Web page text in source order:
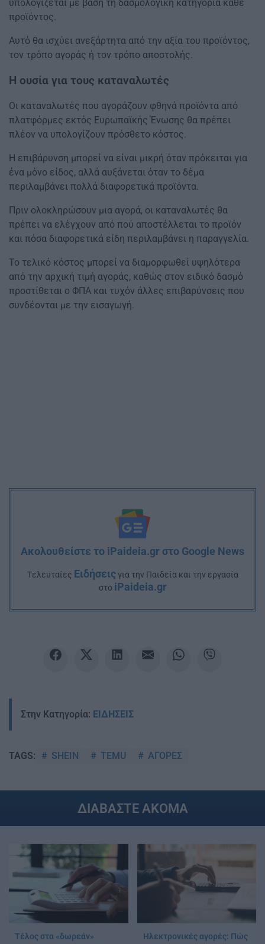
υπολογίζεται με βάση τη δασμολογική κατηγορία κάθε
προϊόντος.
Αυτό θα ισχύει ανεξάρτητα από την αξία του προϊόντος,
τον τρόπο αγοράς ή τον τρόπο αποστολής.
Η ουσία για τους καταναλωτές
Οι καταναλωτές που αγοράζουν φθηνά προϊόντα από
πλατφόρμες εκτός Ευρωπαϊκής Ένωσης θα πρέπει
πλέον να υπολογίζουν πρόσθετο κόστος.
Η επιβάρυνση μπορεί να είναι μικρή όταν πρόκειται για
ένα μόνο είδος, αλλά αυξάνεται όταν το δέμα
περιλαμβάνει πολλά διαφορετικά προϊόντα.
Πριν ολοκληρώσουν μια αγορά, οι καταναλωτές θα
πρέπει να ελέγχουν από πού αποστέλλεται το προϊόν
και πόσα διαφορετικά είδη περιλαμβάνει η παραγγελία.
Το τελικό κόστος μπορεί να διαμορφωθεί υψηλότερα
από την αρχική τιμή αγοράς, καθώς στον ειδικό δασμό
προστίθεται ο ΦΠΑ και τυχόν άλλες επιβαρύνσεις που
συνδέονται με την εισαγωγή.
Ακολουθείστε το iPaideia.gr στο Google News
Tελευταίες Ειδήσειςγια την Παιδεία και την εργασία
στο iPaideia.gr
Στην Κατηγορία: ΕΙΔΗΣΕΙΣ
TAGS: SHEIN TEMU ΑΓΟΡΕΣ
ΔΙΑΒΑΣΤΕ ΑΚΟΜΑ
Τέλος στα «δωρεάν»
Ηλεκτρονικές αγορές: Πώς